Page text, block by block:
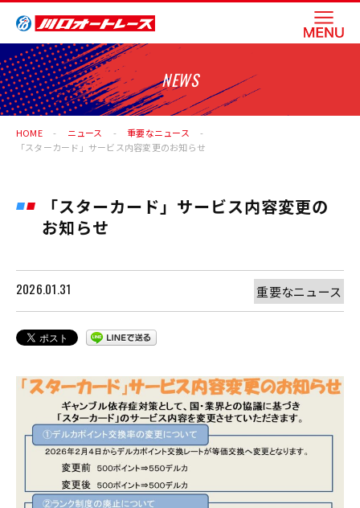
NEWS
HOME ニュース
重要なニュース
「スターカード」サービス内容変更のお知らせ
「スターカード」サービス内容変更の
お知らせ
2026.01.31 重要なニュース